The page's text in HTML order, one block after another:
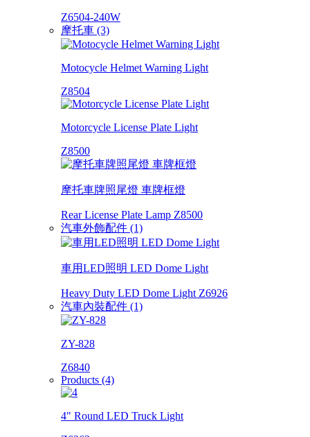
Z6504-240W
摩托車 (3)
Motocycle Helmet Warning Light
Z8504
Motorcycle License Plate Light
Z8500
摩托車牌照尾燈 車牌框燈
Rear License Plate Lamp Z8500
汽車外飾配件 (1)
車用LED照明 LED Dome Light
Heavy Duty LED Dome Light Z6926
汽車內裝配件 (1)
ZY-828
Z6840
Products (4)
4" Round LED Truck Light